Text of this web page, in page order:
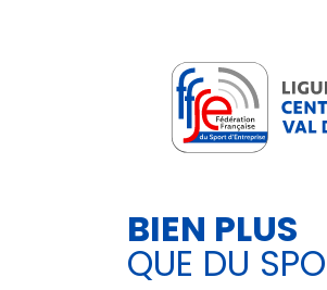
BIEN PLUS
QUE DU